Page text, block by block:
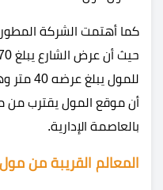
كما أهتمت الشركة
أن موقع المول يقترب من
بالعاصمة الإدارية.
المعالم القريبة من